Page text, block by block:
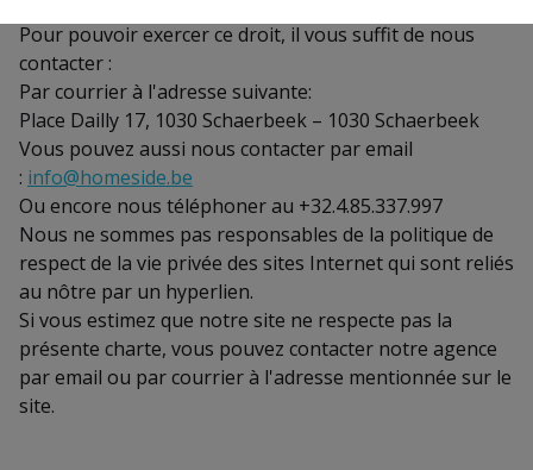
Pour pouvoir exercer ce droit, il vous suffit de nous
contacter :
Par courrier à l'adresse suivante:
Place Dailly 17, 1030 Schaerbeek – 1030 Schaerbeek
Vous pouvez aussi nous contacter par email
: info@homeside.be
Ou encore nous téléphoner au +32.4.85.337.997
Nous ne sommes pas responsables de la politique de
respect de la vie privée des sites Internet qui sont reliés
au nôtre par un hyperlien.
Si vous estimez que notre site ne respecte pas la
présente charte, vous pouvez contacter notre agence
par email ou par courrier à l'adresse mentionnée sur le
site.